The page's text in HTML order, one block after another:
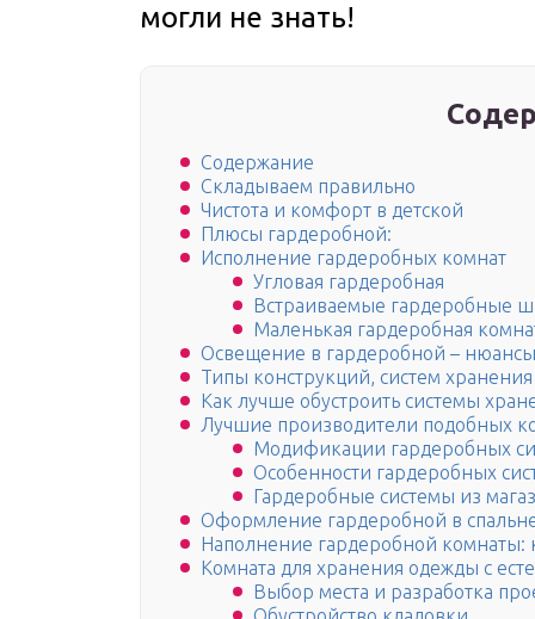
могли не знать!
Содержание
Складываем правильно
Чистота и комфорт в детской
Плюсы гардеробной:
Исполнение гардеробных комнат
Угловая гардеробная
Встраиваемые гардеробные
Маленькая гардеробная
Освещение в гардеробной –
Типы конструкций, систем хранения
Как лучше обустроить системы
Лучшие производители подобных
Модификации гардеробных
Особенности гардеробных
Гардеробные системы из
Оформление гардеробной в
Наполнение гардеробной комнаты:
Комната для хранения одежды с
Выбор места и разработка